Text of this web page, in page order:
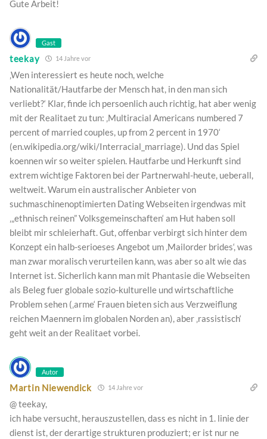
Gute Arbeit!
Gast
teekay 14 Jahre vor
‚Wen interessiert es heute noch, welche
Nationalität/Hautfarbe der Mensch hat, in den man sich
verliebt?‘ Klar, finde ich persoenlich auch richtig, hat aber wenig
mit der Realitaet zu tun: ‚Multiracial Americans numbered 7
percent of married couples, up from 2 percent in 1970‘
(en.wikipedia.org/wiki/Interracial_marriage). Und das Spiel
koennen wir so weiter spielen. Hautfarbe und Herkunft sind
extrem wichtige Faktoren bei der Partnerwahl-heute, ueberall,
weltweit. Warum ein australischer Anbieter von
suchmaschinenoptimierten Dating Webseiten irgendwas mit
‚„ethnisch reinen” Volksgemeinschaften‘ am Hut haben soll
bleibt mir schleierhaft. Gut, offenbar verbirgt sich hinter dem
Konzept ein halb-serioeses Angebot um ‚Mailorder brides‘, was
man zwar moralisch verurteilen kann, was aber so alt wie das
Internet ist. Sicherlich kann man mit Phantasie die Webseiten
als Beleg fuer globale sozio-kulturelle und wirtschaftliche
Problem sehen (‚arme‘ Frauen bieten sich aus Verzweiflung
reichen Maennern im globalen Norden an), aber ‚rassistisch‘
geht weit an der Realitaet vorbei.
Autor
Martin Niewendick 14 Jahre vor
@ teekay,
ich habe versucht, herauszustellen, dass es nicht in 1. linie der
dienst ist, der derartige strukturen produziert; er ist nur ne